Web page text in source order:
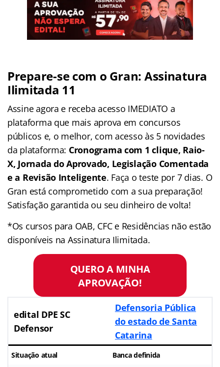
Prepare-se com o Gran: Assinatura
Ilimitada 11
Assine agora e receba acesso IMEDIATO a
plataforma que mais aprova em concursos
públicos e, o melhor, com acesso às 5 novidades
da plataforma: Cronograma com 1 clique, Raio-
X, Jornada do Aprovado, Legislação Comentada
e a Revisão Inteligente. Faça o teste por 7 dias. O
Gran está comprometido com a sua preparação!
Satisfação garantida ou seu dinheiro de volta!
*Os cursos para OAB, CFC e Residências não estão
disponíveis na Assinatura Ilimitada.
QUERO A MINHA
APROVAÇÃO!
edital DPE SC
Defensor
Defensoria Pública
do estado de Santa
Catarina
Situação atual Banca definida